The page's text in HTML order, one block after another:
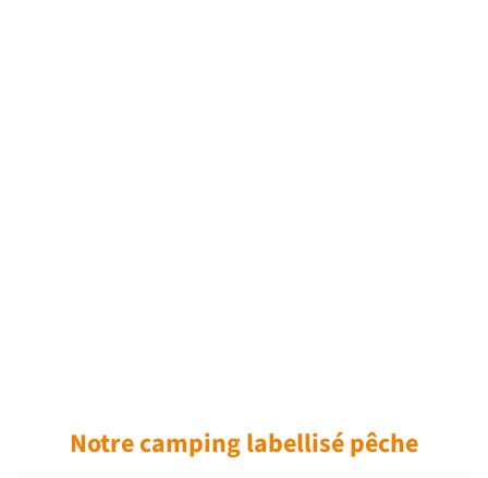
Notre campinglabellisé pêche